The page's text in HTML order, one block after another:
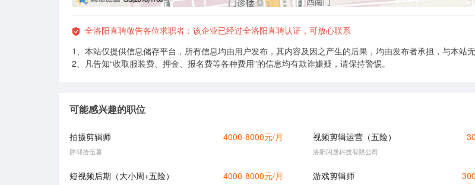
全洛阳直聘敬告各位求职者：该企业已经过全洛阳直聘认证，可放心联系
1、本站仅提供信息储存平台，所有信息均由用户发布，其内容及因之产生的后果，均由发布者承担，与本站无
2、凡告知“收取服装费、押金、报名费等各种费用”的信息均有欺诈嫌疑，请保持警惕。
可能感兴趣的职位
拍摄剪辑师 4000-8000元/月
胖邱拾伍薯
视频剪辑运营（五险）
洛阳闪居科技有限公司
短视频后期（大小周+五险） 4000-8000元/月 游戏剪辑师